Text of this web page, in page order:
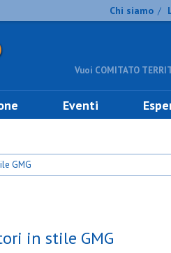
Chi siamo /
Vuoi COMITATO
Eventi
GMG
in stile GMG